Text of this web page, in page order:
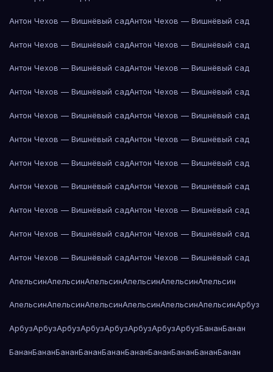
Антон Чехов — Вишнёвый садАнтон Чехов — Вишнёвый сад
Антон Чехов — Вишнёвый садАнтон Чехов — Вишнёвый сад
Антон Чехов — Вишнёвый садАнтон Чехов — Вишнёвый сад
Антон Чехов — Вишнёвый садАнтон Чехов — Вишнёвый сад
Антон Чехов — Вишнёвый садАнтон Чехов — Вишнёвый сад
Антон Чехов — Вишнёвый садАнтон Чехов — Вишнёвый сад
Антон Чехов — Вишнёвый садАнтон Чехов — Вишнёвый сад
Антон Чехов — Вишнёвый садАнтон Чехов — Вишнёвый сад
Антон Чехов — Вишнёвый садАнтон Чехов — Вишнёвый сад
Антон Чехов — Вишнёвый садАнтон Чехов — Вишнёвый сад
Антон Чехов — Вишнёвый садАнтон Чехов — Вишнёвый сад
АпельсинАпельсинАпельсинАпельсинАпельсинАпельсин
АпельсинАпельсинАпельсинАпельсинАпельсинАпельсинАрбуз
АрбузАрбузАрбузАрбузАрбузАрбузАрбузАрбузБананБанан
БананБананБананБананБананБананБананБананБананБанан